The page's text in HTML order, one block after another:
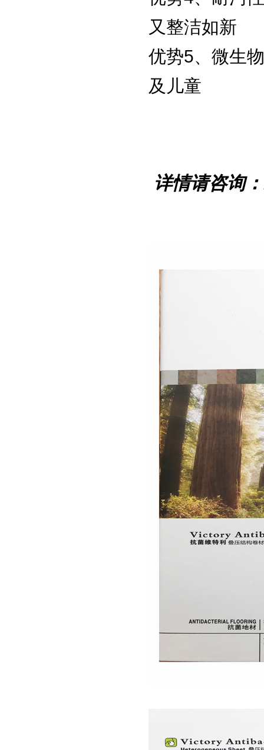
又整洁如新
优势5、微生
及儿童
详情请咨询